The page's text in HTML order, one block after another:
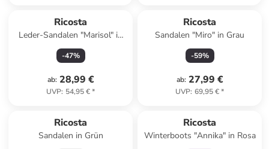
Ricosta
Leder-Sandalen "Marisol" in
Rosa
-47%
ab: 28,99 €
UVP: 54,95 €*
Ricosta
Sandalen "Miro" in Grau
-59%
ab: 27,99 €
UVP: 69,95 €*
Ricosta
Sandalen in Grün
Ricosta
Winterboots "Annika" in Rosa